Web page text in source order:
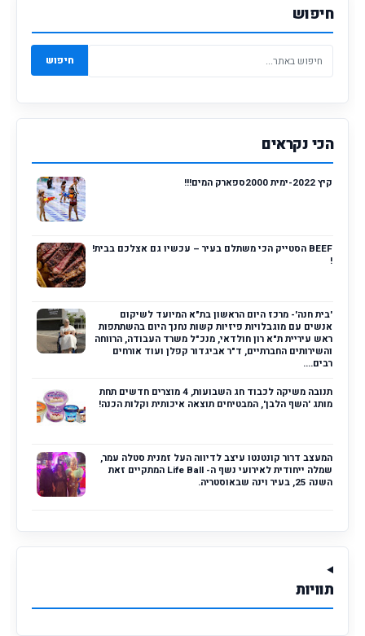
חיפוש
חיפוש
הכי נקראים
קיץ 2022-ימית 2000ספארק המים!!!
BEEF הסטייק הכי משתלם בעיר – עכשיו גם אצלכם בבית!
!
'בית חנה'- מרכז היום הראשון בת"א המיועד לשיקום
אנשים עם מוגבלויות פיזיות קשות נחנך היום בהשתתפות
ראש עיריית ת"א רון חולדאי, מנכ"ל משרד העבודה, הרווחה
והשירותים החברתיים, ד"ר אביגדור קפלן ועוד אורחים
רבים....
תנובה משיקה לכבוד חג השבועות, 4 מוצרים חדשים תחת
מותג 'השף הלבן', המבטיחים תוצאה איכותית וקלות הכנה!
המעצב דרור קונטנטו עיצב לדיווה העל זמנית סטלה עמר,
שמלה ייחודית לאירועי נשף ה- Life Ball המתקיים זאת
השנה 25, בעיר וינה שבאוסטריה.
תוויות